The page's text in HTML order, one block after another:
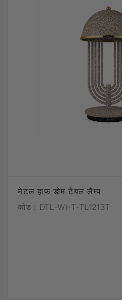
मेटल हाफ डोम टेबल लैम्प
कोड : DTL-WHT-TL1213T